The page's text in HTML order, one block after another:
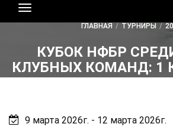
Показать/
скрыть
ГЛАВНАЯ / ТУРНИРЫ /
КУБОК НФБР
КЛУБНЫХ КОМАНД: 1
9 марта 2026г. - 12 марта 2026г.